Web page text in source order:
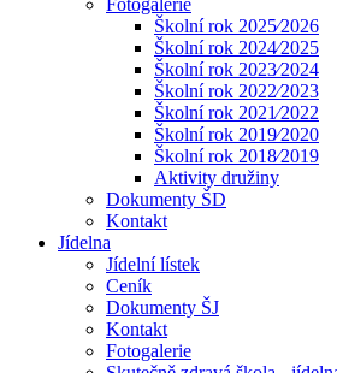
Fotogalerie
Školní rok 2025⁄2026
Školní rok 2024⁄2025
Školní rok 2023⁄2024
Školní rok 2022⁄2023
Školní rok 2021⁄2022
Školní rok 2019⁄2020
Školní rok 2018⁄2019
Aktivity družiny
Dokumenty ŠD
Kontakt
Jídelna
Jídelní lístek
Ceník
Dokumenty ŠJ
Kontakt
Fotogalerie